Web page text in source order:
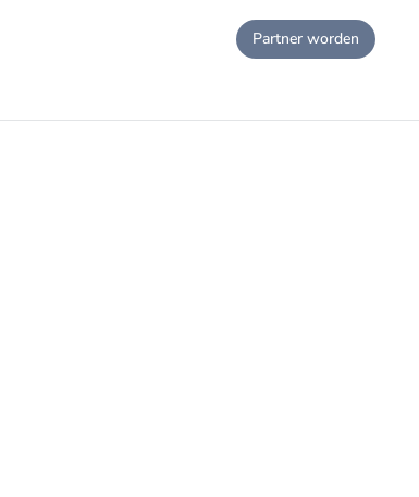
Partner worden